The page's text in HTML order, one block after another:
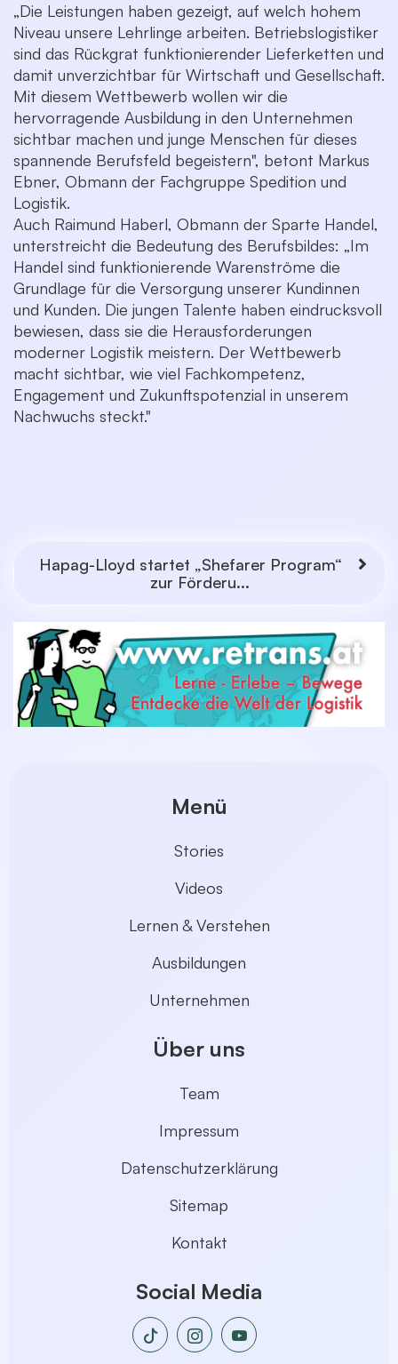
„Die Leistungen haben gezeigt, auf welch hohem
Niveau unsere Lehrlinge arbeiten. Betriebslogistiker
sind das Rückgrat funktionierender Lieferketten und
damit unverzichtbar für Wirtschaft und Gesellschaft.
Mit diesem Wettbewerb wollen wir die
hervorragende Ausbildung in den Unternehmen
sichtbar machen und junge Menschen für dieses
spannende Berufsfeld begeistern", betont Markus
Ebner, Obmann der Fachgruppe Spedition und
Logistik.
Auch Raimund Haberl, Obmann der Sparte Handel,
unterstreicht die Bedeutung des Berufsbildes: „Im
Handel sind funktionierende Warenströme die
Grundlage für die Versorgung unserer Kundinnen
und Kunden. Die jungen Talente haben eindrucksvoll
bewiesen, dass sie die Herausforderungen
moderner Logistik meistern. Der Wettbewerb
macht sichtbar, wie viel Fachkompetenz,
Engagement und Zukunftspotenzial in unserem
Nachwuchs steckt."
Hapag-Lloyd startet „Shefarer Program“
zur Förderu...
Menü
Stories
Videos
Lernen & Verstehen
Ausbildungen
Unternehmen
Über uns
Team
Impressum
Datenschutzerklärung
Sitemap
Kontakt
Social Media